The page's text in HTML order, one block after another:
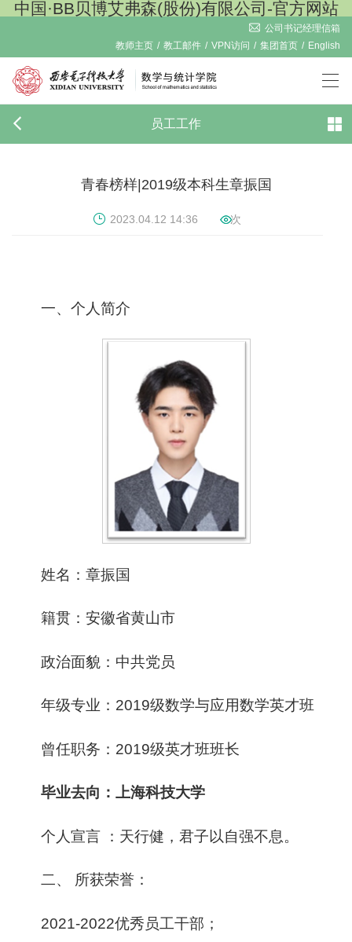
中国·BB贝博艾弗森(股份)有限公司-官方网站
公司书记经理信箱
教师主页 / 教工邮件 / VPN访问 / 集团首页 / English
员工工作
青春榜样|2019级本科生章振国
2023.04.12 14:36 次
一、个人简介
姓名：章振国
籍贯：安徽省黄山市
政治面貌：中共党员
年级专业：2019级数学与应用数学英才班
曾任职务：2019级英才班班长
毕业去向：上海科技大学
个人宣言 ：天行健，君子以自强不息。
二、 所获荣誉：
2021-2022优秀员工干部；